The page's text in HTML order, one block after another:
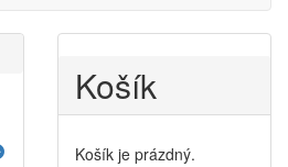
Košík
Košík je prázdný.